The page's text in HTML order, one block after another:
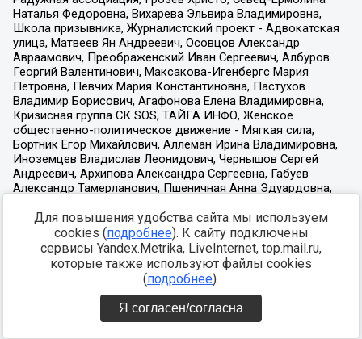
Для повышения удобства сайта мы используем
cookies (подробнее). К сайту подключены
сервисы Yandex.Metrika, LiveInternet, top.mail.ru,
которые также используют файлы cookies
(подробнее).
Я согласен/согласна